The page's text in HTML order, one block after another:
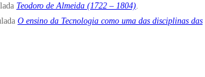
Teodoro de Almeida (1722 – 1804)
O ensino da Tecnologia como uma das disciplinas das